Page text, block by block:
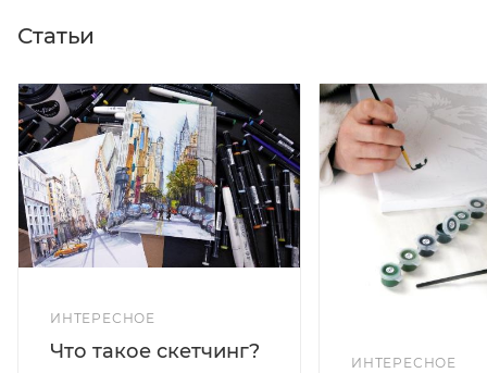
Статьи
ИНТЕРЕСНОЕ
Что такое скетчинг?
ИНТЕРЕСНОЕ